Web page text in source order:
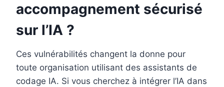
accompagnement sécurisé
sur l’IA ?
Ces vulnérabilités changent la donne pour
toute organisation utilisant des assistants de
codage IA. Si vous cherchez à intégrer l’IA dans